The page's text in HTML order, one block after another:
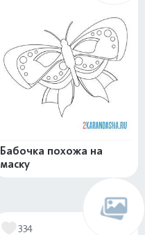
Бабочка похожа на
маску
334